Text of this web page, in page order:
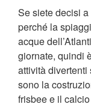
Se siete decisi
perché la
acque
giornate, quindi
attività
sono la
frisbee e il